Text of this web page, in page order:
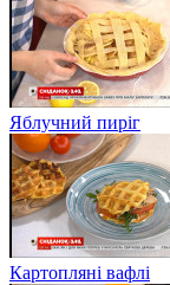
Яблучний пиріг
Картопляні вафлі